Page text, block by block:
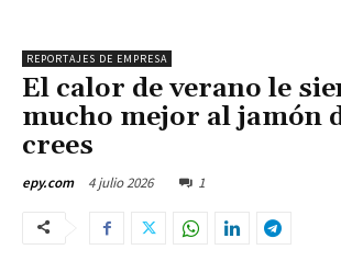
REPORTAJES DE EMPRESA
El calor de verano le
mucho mejor al jamón
crees
epy.com 4 julio 2026 1